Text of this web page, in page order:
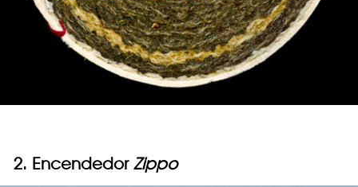
2. Encendedor Zippo